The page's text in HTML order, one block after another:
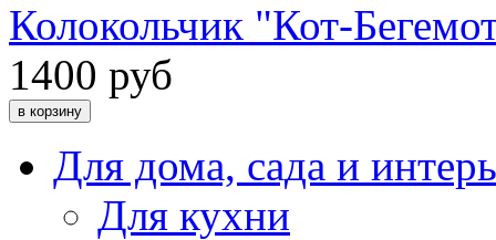
Колокольчик "Кот-
1400 руб
Для дома, сада и
Для кухни